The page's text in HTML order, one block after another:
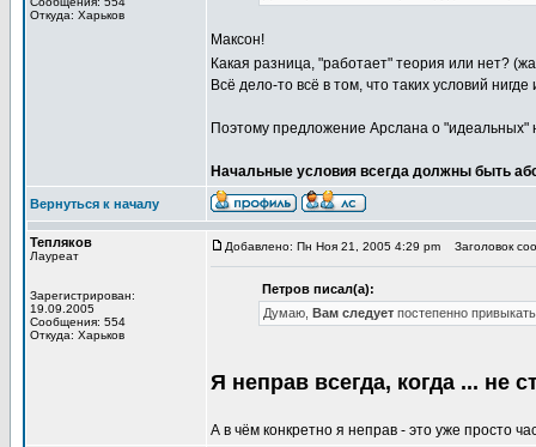
Откуда: Харьков
Максон!
Какая разница, "работает" теория или нет?
Всё дело-то всё в том, что таких условий
Поэтому предложение Арслана о "идеальных"
Начальные условия всегда должны быть
Вернуться к началу
Тепляков
Лауреат
Зарегистрирован:
19.09.2005
Сообщения: 554
Откуда: Харьков
Добавлено: Пн Ноя 21, 2005 4:29 pm Заголовок
Петров писал(а):
Думаю, Вам следует постепенно
Я неправ всегда, когда ... не
А в чём конкретно я неправ - это уже просто